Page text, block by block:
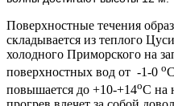
Поверхностные течения
складывается из теплого
холодного Приморского на
поверхностных вод от -1-0 о
повышается до +10-+14оС на